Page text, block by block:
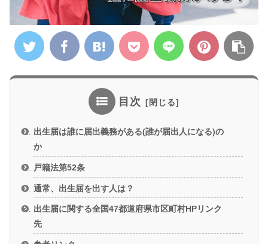
目次
出生届は誰に届出義務がある(誰が届出人になる)の
か
戸籍法第52条
通常、出生届を出す人は？
出生届に関する全国47都道府県市区町村HPリンク
先